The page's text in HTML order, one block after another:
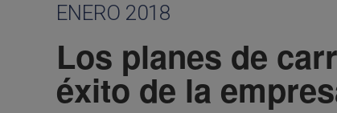
ENERO 2018
Los planes de
éxito de la